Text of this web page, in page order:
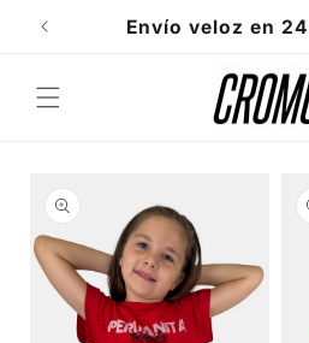
directamenteEnvío veloz en
información
del producto